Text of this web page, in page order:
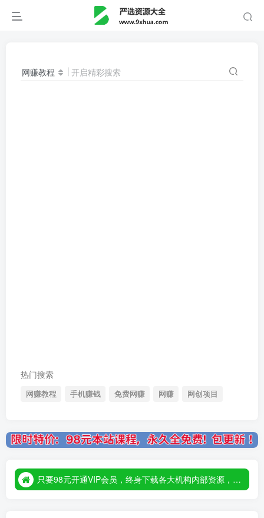
网赚教程 开启精彩搜索
热门搜索
网赚教程 手机赚钱 免费网赚 网赚 网创项目
只要98元开通VIP会员，终身下载各大机构内部资源，一站式草根创业基地，最新最强网赚教程大全，小投入，大回报！
只要98元开通VIP会员，终身下载各大机构内部资源，一站式草根创业基地，最新最强网赚教程大全，小投入，大回报！